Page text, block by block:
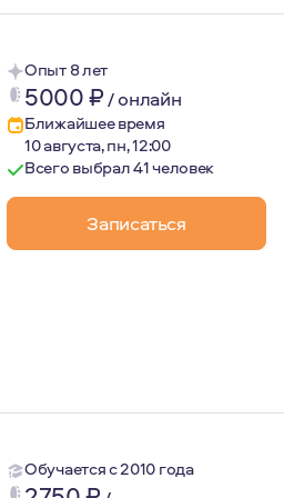
Опыт 8 лет
5000₽/онлайн
Ближайшее время
10 августа, пн, 12:00
Всего выбрал 41 человек
Записаться
собственной жизни и
Обучается с 2010 года